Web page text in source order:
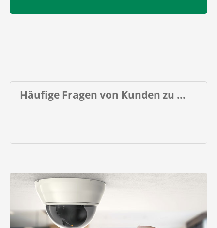
Häufige Fragen von Kunden zu ...